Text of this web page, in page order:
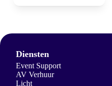
Diensten
Event Support
AV Verhuur
Licht